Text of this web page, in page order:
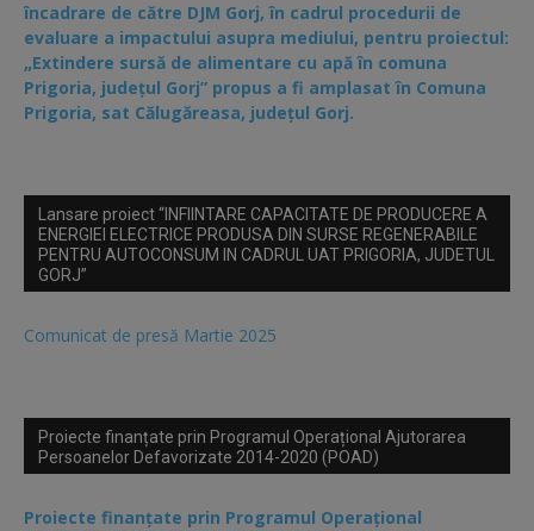
încadrare de către DJM Gorj, în cadrul procedurii de
evaluare a impactului asupra mediului, pentru proiectul:
„Extindere sursă de alimentare cu apă în comuna
Prigoria, județul Gorj” propus a fi amplasat în Comuna
Prigoria, sat Călugăreasa, județul Gorj.
Lansare proiect “INFIINTARE CAPACITATE DE PRODUCERE A
ENERGIEI ELECTRICE PRODUSA DIN SURSE REGENERABILE
PENTRU AUTOCONSUM IN CADRUL UAT PRIGORIA, JUDETUL
GORJ”
Comunicat de presă Martie 2025
Proiecte finanțate prin Programul Operațional Ajutorarea
Persoanelor Defavorizate 2014-2020 (POAD)
Proiecte finanțate prin Programul Operațional